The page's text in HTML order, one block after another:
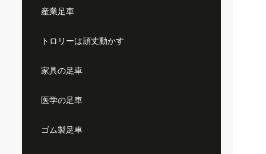
産業足車
トロリーは頑丈動かす
家具の足車
医学の足車
ゴム製足車